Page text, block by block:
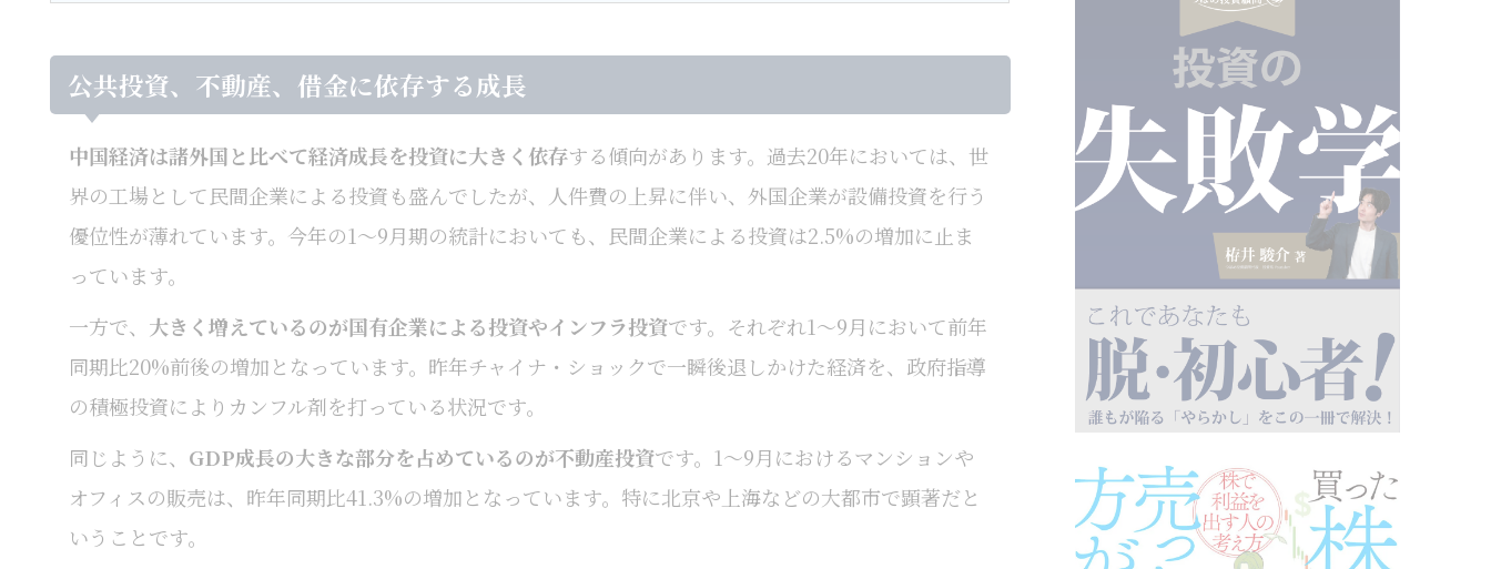
公共投資、不動産、借金に依存する成長
中国経済は諸外国と比べて経済成長を投資に大きく依存する傾向があります。過去20年においては、世
界の工場として民間企業による投資も盛んでしたが、人件費の上昇に伴い、外国企業が設備投資を行う
優位性が薄れています。今年の1～9月期の統計においても、民間企業による投資は2.5%の増加に止ま
っています。
一方で、 大きく増えているのが国有企業による投資やインフラ投資です。それぞれ1～9月において前年
同期比20%前後の増加となっています。昨年チャイナ・ショックで一瞬後退しかけた経済を、政府指導
の積極投資によりカンフル剤を打っている状況です。
同じように、 GDP成長の大きな部分を占めているのが不動産投資です。1～9月におけるマンションや
オフィスの販売は、昨年同期比41.3%の増加となっています。特に北京や上海などの大都市で顕著だと
いうことです。